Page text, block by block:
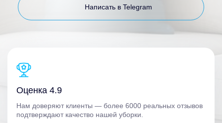
Написать в Telegram
Оценка 4.9
Нам доверяют клиенты — более 6000 реальных отзывов
подтверждают качество нашей уборки.